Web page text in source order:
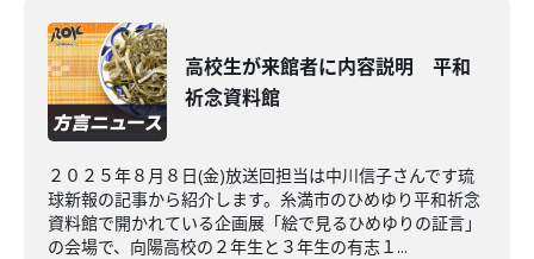
高校生が来館者に内容説明 平和
祈念資料館
２０２５年８月８日(金)放送回担当は中川信子さんです琉
球新報の記事から紹介します。糸満市のひめゆり平和祈念
資料館で開かれている企画展「絵で見るひめゆりの証言」
の会場で、向陽高校の２年生と３年生の有志１...